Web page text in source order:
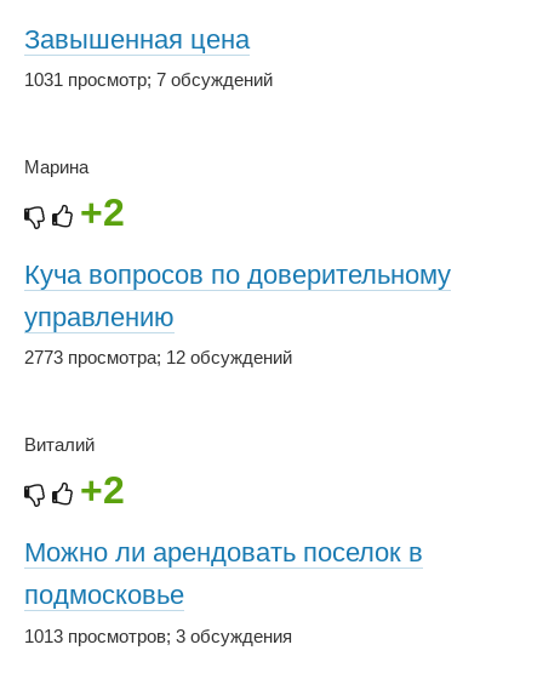
Завышенная цена
1031 просмотр; 7 обсуждений
Марина
+2
Куча вопросов по доверительному
управлению
2773 просмотра; 12 обсуждений
Виталий
+2
Можно ли арендовать поселок в
подмосковье
1013 просмотров; 3 обсуждения